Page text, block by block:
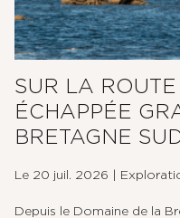
SUR LA
ÉCHAPPÉE
BRETAGNE
Le 20 juil. 2026
Depuis le Domaine de la